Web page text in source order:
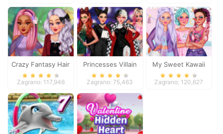
Crazy Fantasy Hair
Salon
Zagrano: 117,946
Princesses Villain
Party Crashers
Zagrano: 75,463
My Sweet Kawaii
Look
Zagrano: 120,627